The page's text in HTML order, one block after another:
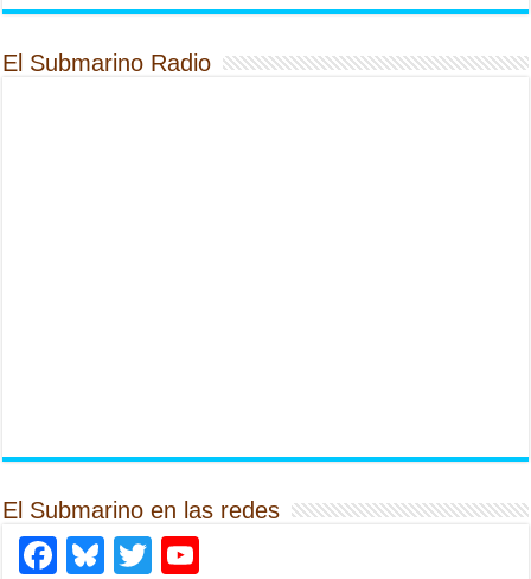
El Submarino Radio
El Submarino en las redes
Facebook
Bluesky
Twitter